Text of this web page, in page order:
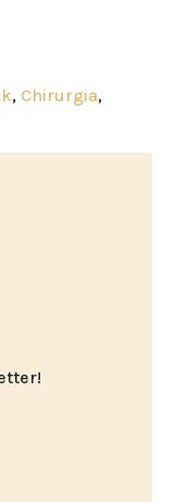
, Chirurgia,